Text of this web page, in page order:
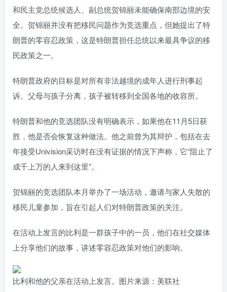
和民主党总统候选人、副总统贺锦丽未能确保南部边境的安
全。贺锦丽并没有把移民问题作为竞选重点，但她提出了特
朗普的零容忍政策，这是特朗普担任总统以来最具争议的移
民政策之一。
特朗普政府的目标是对所有非法越境的成年人进行刑事起
诉。父母与孩子分离，孩子被转移到全国各地的收容所。
特朗普和他的竞选团队没有明确表示，如果他在11月5日获
胜，他是否会恢复这种做法。他之前曾为其辩护，包括在去
年接受Univision采访时在没有证据的情况下声称，它“阻止了
成千上万的人来到这里”。
贺锦丽的竞选团队本月举办了一场活动，邀请与家人失散的
移民儿童参加，旨在引起人们对特朗普政策的关注。
在活动上发言的比利是一群孩子中的一员，他们在社交媒体
上分享他们的故事，讲述零容忍政策对他们的影响。
比利和他的父亲在活动上发言。图片来源：美联社